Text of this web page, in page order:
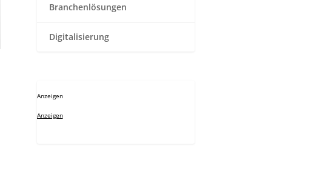
Branchenlösungen
Digitalisierung
Anzeigen
Anzeigen